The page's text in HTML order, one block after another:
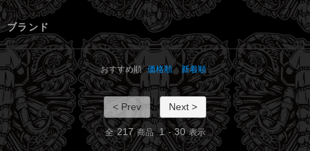
ブランド
おすすめ順 価格順 新着順
< Prev Next >
全 217 商品 1 - 30 表示